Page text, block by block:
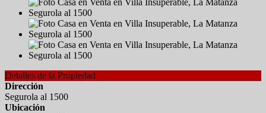
Detalles de la Propiedad
Dirección
Segurola al 1500
Ubicación